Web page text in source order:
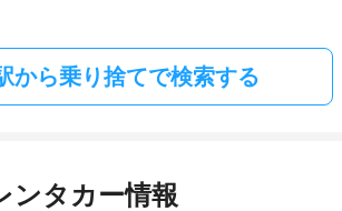
から乗り捨てで検索する
ンタカー情報